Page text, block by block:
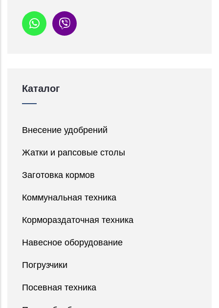
Каталог
Внесение удобрений
Жатки и рапсовые столы
Заготовка кормов
Коммунальная техника
Кормораздаточная техника
Навесное оборудование
Погрузчики
Посевная техника